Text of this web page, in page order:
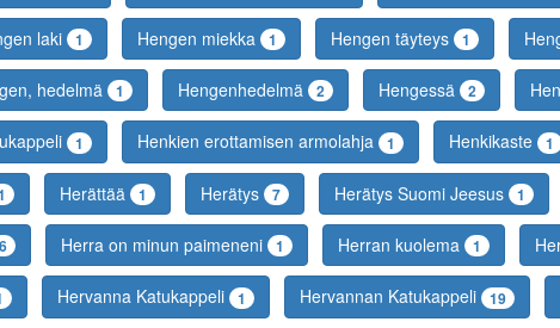
laki 1 Hengen miekka 1 Hengen täyteys 1
hedelmä 1 Hengenhedelmä 2 Hengessä 2
1 Henkien erottamisen armolahja 1 Henkikaste 1
Herättää 1 Herätys 7 Herätys Suomi Jeesus 1
6 Herra on minun paimeneni 1 Herran kuolema 1
Hervanna Katukappeli 1 Hervannan Katukappeli 19